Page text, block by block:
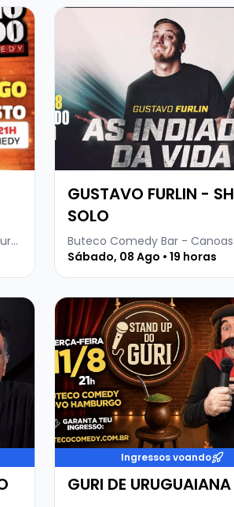
- SHOW SOLO
Buteco Comedy Bar - Novo Hamburgo
Veja mais sobre GUSTAVO
GUSTAVO FURLIN -
SOLO
Buteco Comedy Bar - Canoas
Sábado, 08 Ago • 19 horas
- PRETO DE NEVE
Veja mais sobre GURI DE
Ingressos voando
GURI DE URUGUAIANA